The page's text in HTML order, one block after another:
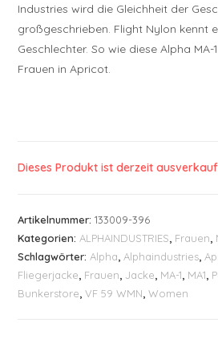
Industries wird die Gleichheit der
großgeschrieben. Flight Nylon kennt
Geschlechter. So wie diese Alpha
Frauen in Apricot.
Dieses Produkt ist derzeit
Artikelnummer:133009-396
Kategorien: ALPHAINDUSTRIES Frauen
Schlagwörter: Alpha Alphaindustries
Fliegerjacke Frauen Jacke MA-1 MA1
Bunkerstore ,VF 59 WMN ,Women